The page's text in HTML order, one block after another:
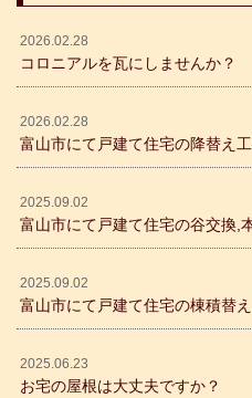
2026.02.28
コロニアルを瓦にしませんか？
2026.02.28
富山市にて戸建て住宅の降替え
2025.09.02
富山市にて戸建て住宅の谷交換,
2025.09.02
富山市にて戸建て住宅の棟積替
2025.06.23
お宅の屋根は大丈夫ですか？